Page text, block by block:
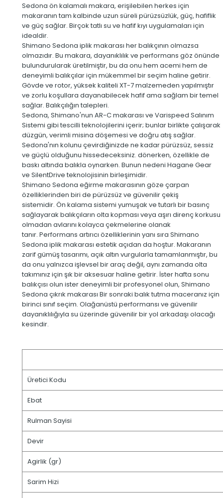
Sedona ön kalamalı makara, erişilebilen herkes için
makaranın tam kalbinde uzun süreli pürüzsüzlük, güç, hafiflik
ve güç sağlar. Birçok tatlı su ve hafif kıyı uygulamaları için
idealdir.
Shimano Sedona iplik makarası her balıkçının olmazsa
olmazıdır. Bu makara, dayanıklılık ve performans göz önünde
bulundurularak üretilmiştir, bu da onu hem acemi hem de
deneyimli balıkçılar için mükemmel bir seçim haline getirir.
Gövde ve rotor, yüksek kaliteli XT-7 malzemeden yapılmıştır
ve zorlu koşullara dayanabilecek hafif ama sağlam bir temel
sağlar. Balıkçılığın talepleri.​
​Sedona, Shimano'nun AR-C makarası ve Varispeed Salınım
Sistemi gibi tescilli teknolojilerini içerir; bunlar birlikte çalışarak
düzgün, verimli misina döşemesi ve doğru atış sağlar. ​
Sedona'nın kolunu çevirdiğinizde ne kadar pürüzsüz, sessiz
ve güçlü olduğunu hissedeceksiniz. dönerken, özellikle de
baskı altında balıkla oynarken. Bunun nedeni Hagane Gear
ve SilentDrive teknolojisinin birleşimidir.
Shimano Sedona eğirme makarasının göze çarpan
özelliklerinden biri de pürüzsüz ve güvenilir çekiş
sistemidir. Ön kalama sistemi yumuşak ve tutarlı bir basınç
sağlayarak balıkçıların olta kopması veya aşırı direnç korkusu
olmadan avlarını kolayca çekmelerine olanak
tanır. Performans artırıcı özelliklerinin yanı sıra Shimano
Sedona iplik makarası estetik açıdan da hoştur. Makaranın
zarif gümüş tasarımı, açık altın vurgularla tamamlanmıştır, bu
da onu yalnızca işlevsel bir araç değil, aynı zamanda olta
takımınız için şık bir aksesuar haline getirir.​ İster hafta sonu
balıkçısı olun ister deneyimli bir profesyonel olun, Shimano
Sedona çıkrık makarası Bir sonraki balık tutma maceranız için
birinci sınıf seçim. Olağanüstü performansı ve güvenilir
dayanıklılığıyla su üzerinde güvenilir bir yol arkadaşı olacağı
kesindir.
Üretici Kodu
Ebat
Rulman Sayisi
Devir
Agirlik (gr)
Sarim Hizi